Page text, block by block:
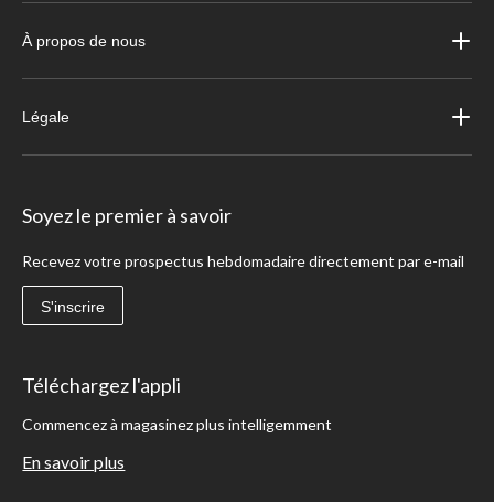
À propos de nous
Légale
Soyez le premier à savoir
Recevez votre prospectus hebdomadaire directement par e-mail
S'inscrire
Téléchargez l'appli
Commencez à magasinez plus intelligemment
En savoir plus